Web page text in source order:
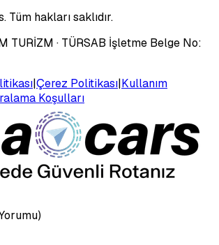
Tüm hakları saklıdır.
TURİZM · TÜRSAB İşletme Belge No:
|Çerez Politikası|Kullanım
Koşulları